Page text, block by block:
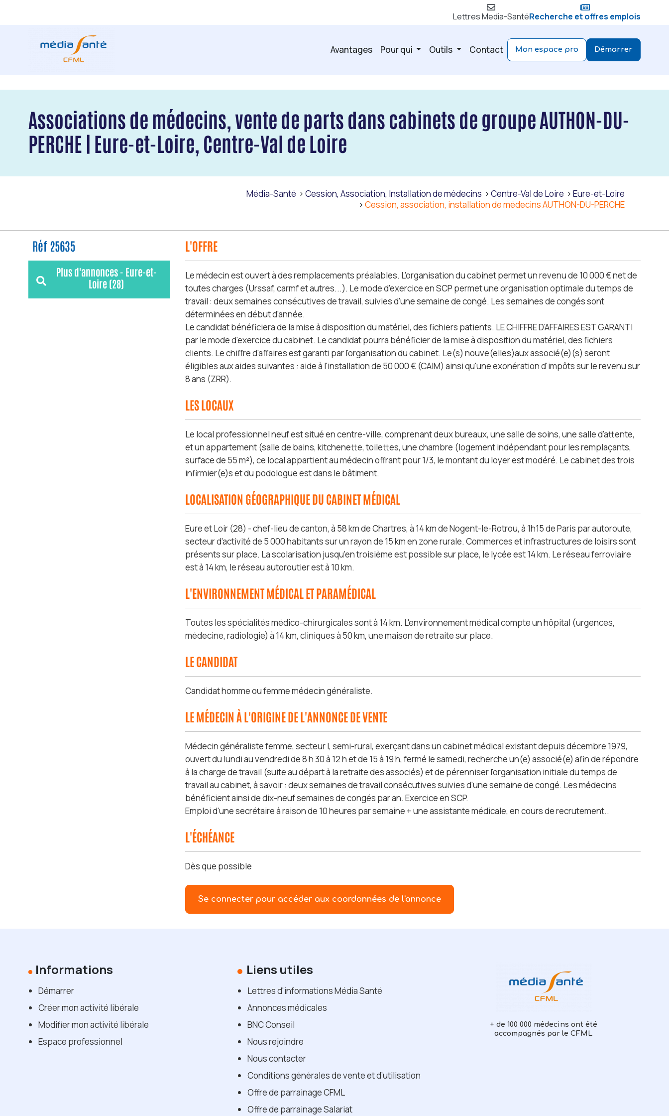
Lettres Media-SantéRecherche et offres emplois
Avantages Pour qui Outils Contact Démarrer
Mon espace pro
Associations de médecins, vente de parts dans cabinets de groupe AUTHON-DU-
PERCHE | Eure-et-Loire, Centre-Val de Loire
Média-Santé Cession, Association, Installation de médecins Centre-Val de Loire
Eure-et-Loire
Cession, association, installation de médecins AUTHON-DU-PERCHE
Réf 25635
Plus d'annonces - Eure-et-
Loire (28)
L'OFFRE
Le médecin est ouvert à des remplacements préalables. L'organisation du cabinet permet un revenu de 10 000 € net de
toutes charges (Urssaf, carmf et autres...). Le mode d'exercice en SCP permet une organisation optimale du temps de
travail : deux semaines consécutives de travail, suivies d'une semaine de congé. Les semaines de congés sont
déterminées en début d'année.
Le candidat bénéficiera de la mise à disposition du matériel, des fichiers patients. LE CHIFFRE D'AFFAIRES EST GARANTI
par le mode d'exercice du cabinet. Le candidat pourra bénéficier de la mise à disposition du matériel, des fichiers
clients. Le chiffre d'affaires est garanti par l'organisation du cabinet. Le(s) nouve(elles)aux associé(e)(s) seront
éligibles aux aides suivantes : aide à l'installation de 50 000 € (CAIM) ainsi qu'une exonération d'impôts sur le revenu sur
8 ans (ZRR).
LES LOCAUX
Le local professionnel neuf est situé en centre-ville, comprenant deux bureaux, une salle de soins, une salle d'attente,
et un appartement (salle de bains, kitchenette, toilettes, une chambre (logement indépendant pour les remplaçants,
surface de 55 m²), ce local appartient au médecin offrant pour 1/3, le montant du loyer est modéré. Le cabinet des trois
infirmier(e)s et du podologue est dans le bâtiment.
LOCALISATION GÉOGRAPHIQUE DU CABINET MÉDICAL
Eure et Loir (28) - chef-lieu de canton, à 58 km de Chartres, à 14 km de Nogent-le-Rotrou, à 1h15 de Paris par autoroute,
secteur d'activité de 5 000 habitants sur un rayon de 15 km en zone rurale. Commerces et infrastructures de loisirs sont
présents sur place. La scolarisation jusqu'en troisième est possible sur place, le lycée est 14 km. Le réseau ferroviaire
est à 14 km, le réseau autoroutier est à 10 km.
L'ENVIRONNEMENT MÉDICAL ET PARAMÉDICAL
Toutes les spécialités médico-chirurgicales sont à 14 km. L'environnement médical compte un hôpital (urgences,
médecine, radiologie) à 14 km, cliniques à 50 km, une maison de retraite sur place.
LE CANDIDAT
Candidat homme ou femme médecin généraliste.
LE MÉDECIN À L'ORIGINE DE L'ANNONCE DE VENTE
Médecin généraliste femme, secteur I, semi-rural, exerçant dans un cabinet médical existant depuis décembre 1979,
ouvert du lundi au vendredi de 8 h 30 à 12 h et de 15 à 19 h, fermé le samedi, recherche un(e) associé(e) afin de répondre
à la charge de travail (suite au départ à la retraite des associés) et de pérenniser l'organisation initiale du temps de
travail au cabinet, à savoir : deux semaines de travail consécutives suivies d'une semaine de congé. Les médecins
bénéficient ainsi de dix-neuf semaines de congés par an. Exercice en SCP.
Emploi d'une secrétaire à raison de 10 heures par semaine + une assistante médicale, en cours de recrutement..
L'ÉCHÉANCE
Dès que possible
Se connecter pour accéder aux coordonnées de l'annonce
Informations
Démarrer
Créer mon activité libérale
Modifier mon activité libérale
Espace professionnel
Liens utiles
Lettres d'informations Média Santé
Annonces médicales
BNC Conseil
Nous rejoindre
Nous contacter
Conditions générales de vente et d’utilisation
Offre de parrainage CFML
Offre de parrainage Salariat
+ de 100 000 médecins ont été
accompagnés par le CFML